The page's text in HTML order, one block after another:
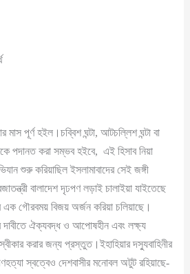
মাস পূর্ণ হইল।চব্বিশ ঘন্টা, আটচল্লিশ ঘন্টা বা
পদানত করা সম্ভব হইবে, এই হিসাব নিয়া
শুরু করিয়াছিল ইসলামাবাদের সেই জঙ্গী
বালাদেশ দৃঢপণ লড়াই চালাইয়া যাইতেছে
গৌরবময় বিজয় অর্জন করিয়া চলিয়াছে।
দাবীতে ঐক্যবদ্ধ ও আপোষহীন এবং লক্ষ্য
করার জন্য প্রস্তুত।ইহাহিয়ার দস্যুবাহিনীর
স্বত্বেও দেশবাসীর মনোবল অটুট রহিয়াছে-